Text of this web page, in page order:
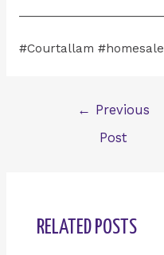
#Courtallam #homesale
← Previous
Post
RELATED POSTS